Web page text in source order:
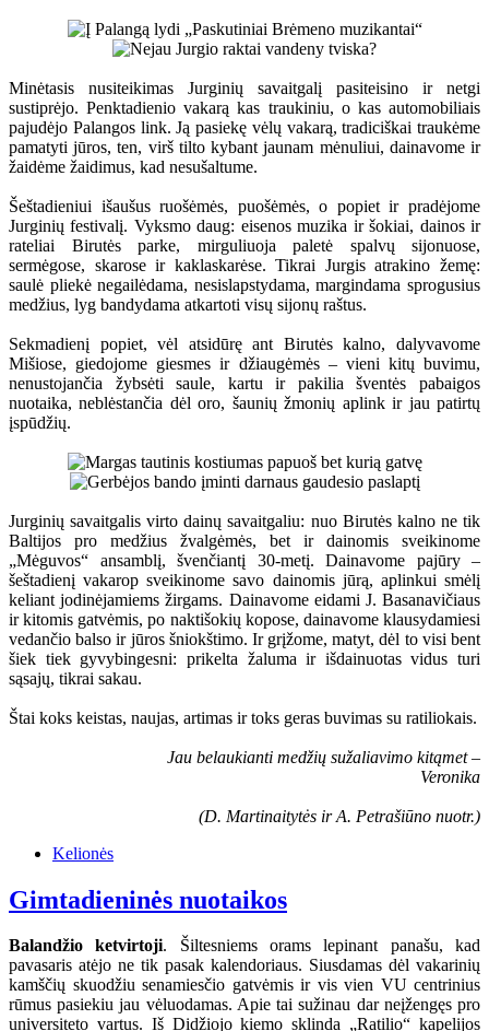
Minėtasis nusiteikimas Jurginių savaitgalį pasiteisino ir netgi
sustiprėjo. Penktadienio vakarą kas traukiniu, o kas automobiliais
pajudėjo Palangos link. Ją pasiekę vėlų vakarą, tradiciškai traukėme
pamatyti jūros, ten, virš tilto kybant jaunam mėnuliui, dainavome ir
žaidėme žaidimus, kad nesušaltume.
Šeštadieniui išaušus ruošėmės, puošėmės, o popiet ir pradėjome
Jurginių festivalį. Vyksmo daug: eisenos muzika ir šokiai, dainos ir
rateliai Birutės parke, mirguliuoja paletė spalvų sijonuose,
sermėgose, skarose ir kaklaskarėse. Tikrai Jurgis atrakino žemę:
saulė pliekė negailėdama, nesislapstydama, margindama sprogusius
medžius, lyg bandydama atkartoti visų sijonų raštus.
Sekmadienį popiet, vėl atsidūrę ant Birutės kalno, dalyvavome
Mišiose, giedojome giesmes ir džiaugėmės – vieni kitų buvimu,
nenustojančia žybsėti saule, kartu ir pakilia šventės pabaigos
nuotaika, neblėstančia dėl oro, šaunių žmonių aplink ir jau patirtų
įspūdžių.
Jurginių savaitgalis virto dainų savaitgaliu: nuo Birutės kalno ne tik
Baltijos pro medžius žvalgėmės, bet ir dainomis sveikinome
„Mėguvos“ ansamblį, švenčiantį 30-metį. Dainavome pajūry –
šeštadienį vakarop sveikinome savo dainomis jūrą, aplinkui smėlį
keliant jodinėjamiems žirgams. Dainavome eidami J. Basanavičiaus
ir kitomis gatvėmis, po naktišokių kopose, dainavome klausydamiesi
vedančio balso ir jūros šniokštimo. Ir grįžome, matyt, dėl to visi bent
šiek tiek gyvybingesni: prikelta žaluma ir išdainuotas vidus turi
sąsajų, tikrai sakau.
Štai koks keistas, naujas, artimas ir toks geras buvimas su ratiliokais.
Jau belaukianti medžių sužaliavimo kitąmet –
Veronika
(D. Martinaitytės ir A. Petrašiūno nuotr.)
Kelionės
Gimtadieninės nuotaikos
Balandžio ketvirtoji. Šiltesniems orams lepinant panašu, kad
pavasaris atėjo ne tik pasak kalendoriaus. Siusdamas dėl vakarinių
kamščių skuodžiu senamiesčio gatvėmis ir vis vien VU centrinius
rūmus pasiekiu jau vėluodamas. Apie tai sužinau dar neįžengęs pro
universiteto vartus. Iš Didžiojo kiemo sklinda „Ratilio“ kapelijos